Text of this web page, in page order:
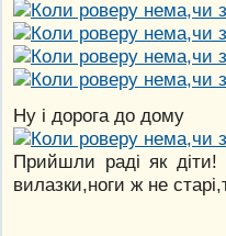
Ну і дорога до дому
Прийшли раді як діти!
вилазки,ноги ж не